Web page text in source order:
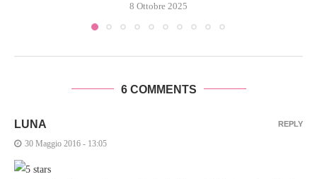
8 Ottobre 2025
6 COMMENTS
LUNA
30 Maggio 2016 - 13:05
REPLY